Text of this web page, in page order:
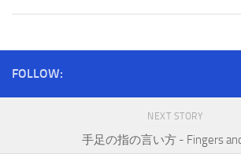
FOLLOW:
NEXT STORY
手足の指の言い方 - Fingers